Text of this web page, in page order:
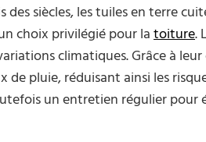
des siècles, les tuiles en terre
choix privilégié pour latoiture.
climatiques. Grâce à
de pluie, réduisant ainsi les
un entretien régulier pour